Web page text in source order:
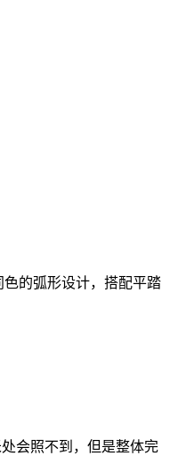
的弧形设计，搭配平踏
会照不到，但是整体完